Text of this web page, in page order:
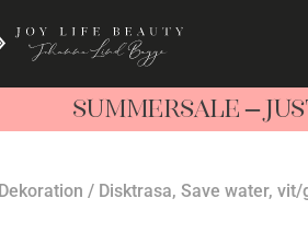
SUMMERSALE –
Dekoration / Disktrasa, Save water, vit/